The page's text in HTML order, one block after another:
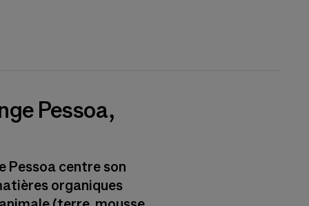
Pessoa,
Pessoa centre son
organiques